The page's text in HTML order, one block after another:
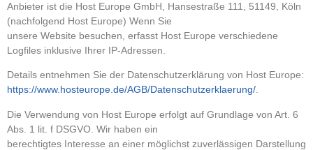
Anbieter ist die Host Europe GmbH, Hansestraße 111, 51149, Köln
(nachfolgend Host Europe) Wenn Sie
unsere Website besuchen, erfasst Host Europe verschiedene
Logfiles inklusive Ihrer IP-Adressen.
Details entnehmen Sie der Datenschutzerklärung von Host Europe:
https://www.hosteurope.de/AGB/Datenschutzerklaerung/.
Die Verwendung von Host Europe erfolgt auf Grundlage von Art. 6
Abs. 1 lit. f DSGVO. Wir haben ein
berechtigtes Interesse an einer möglichst zuverlässigen Darstellung